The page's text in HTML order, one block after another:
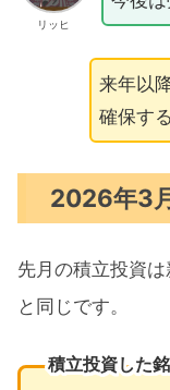
リッヒ
来年以
確保す
2026年3
先月の積立投資
と同じです。
積立投資した